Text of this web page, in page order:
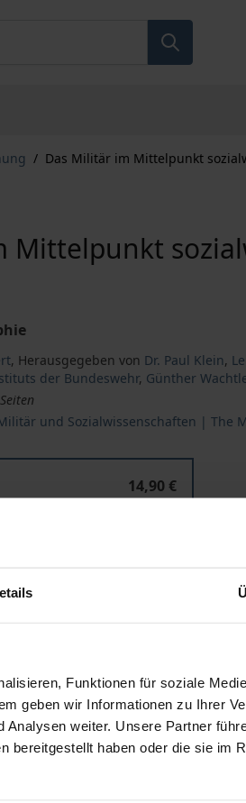
Funktionen für soziale
geben wir Informationen zu Ihrer
weiter. Unsere Partner
bereitgestellt haben oder die sie im
/ Das Militär im Mittelpunkt
Mittelpunkt
, Herausgegeben von Dr. Paul Klein,
der Bundeswehr, Günther
und Sozialwissenschaften | The
14,90 €
Angaben